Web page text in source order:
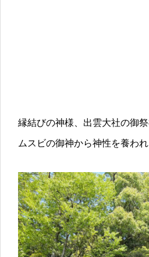
縁結びの神様、出雲大社の御
ムスビの御神から神性を養わ